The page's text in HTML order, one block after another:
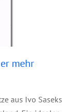
mehr
aus Ivo Saseks